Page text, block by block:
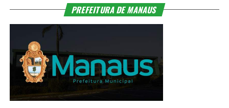
PREFEITURA DE MANAUS